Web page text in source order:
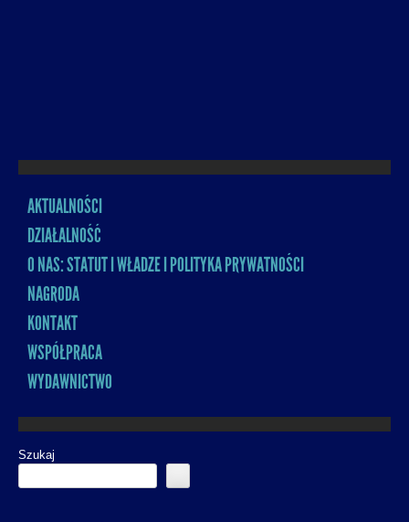
MENU
AKTUALNOŚCI
DZIAŁALNOŚĆ
O NAS: STATUT I WŁADZE I POLITYKA PRYWATNOŚCI
NAGRODA
KONTAKT
WSPÓŁPRACA
WYDAWNICTWO
Szukaj